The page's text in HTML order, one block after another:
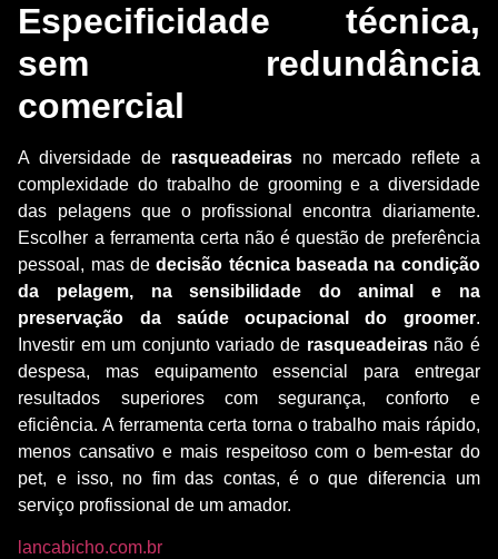
Especificidade técnica,
sem redundância
comercial
A diversidade de rasqueadeiras no mercado reflete a
complexidade do trabalho de grooming e a diversidade
das pelagens que o profissional encontra diariamente.
Escolher a ferramenta certa não é questão de preferência
pessoal, mas dedecisão técnica baseada na condição
da pelagem, na sensibilidade do animal e na
preservação da saúde ocupacional do groomer.
Investir em um conjunto variado de rasqueadeirasnão é
despesa, mas equipamento essencial para entregar
resultados superiores com segurança, conforto e
eficiência. A ferramenta certa torna o trabalho mais rápido,
menos cansativo e mais respeitoso com o bem-estar do
pet, e isso, no fim das contas, é o que diferencia um
serviço profissional de um amador.
lancabicho.com.br